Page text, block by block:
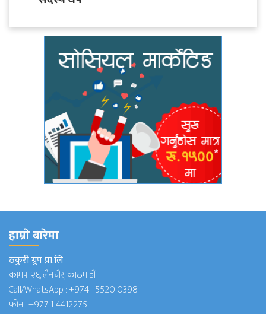
हाम्राे बारेमा
ठकुरी ग्रुप प्रा.लि
कामपा २६, लैनचौर, काठमाडौं
Call/WhatsApp :+974 - 5520 0398
फोन :+977-1-4412275